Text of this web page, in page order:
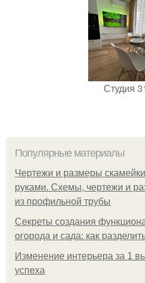
Студия
Популярные материалы
Чертежи и размеры
руками. Схемы, чертежи и
из профильной трубы
Секреты создания
огорода и сада: как
Изменение интерьера за 1
успеха